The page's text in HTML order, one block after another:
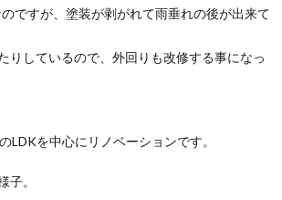
ですが、塗装が剥がれて雨垂れの後が出来て
りしているので、外回りも改修する事になっ
LDKを中心にリノベーションです。
子。